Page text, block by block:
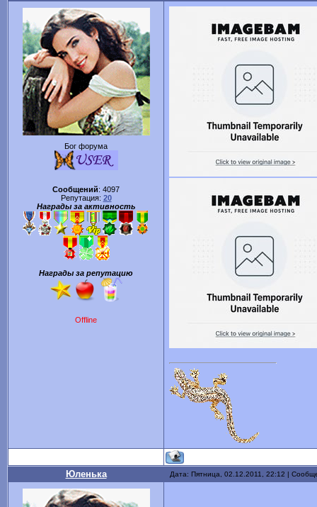
Бог форума
Сообщений: 4097
Репутация: 20
Награды за активность
Награды за репутацию
Offline
Юленька Дата: Пятница, 02.12.2011, 22:12 |